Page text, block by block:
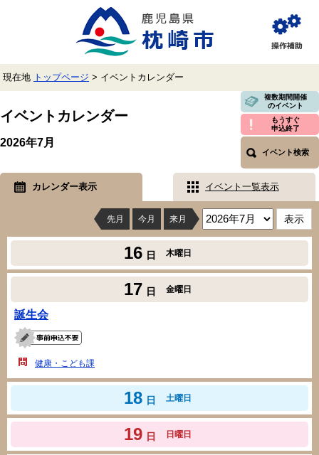
で
ば
本
へ
覧
補
現在地 トップページ > イベントカレンダー
イベントカレンダー
複数期間開催
のイベント
もうすぐ
申込終了
イベント検索
2026年7月
カレンダー表示 イベント一覧表示
先月 今月 来月
16 日 木曜日
17 日 金曜日
誕生会
健康・こども課
18 日 土曜日
19 日 日曜日